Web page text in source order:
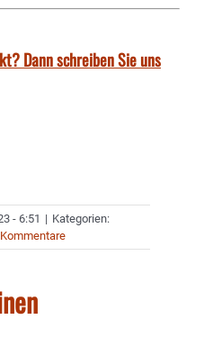
Dann schreiben Sie uns
- 6:51 | Kategorien: